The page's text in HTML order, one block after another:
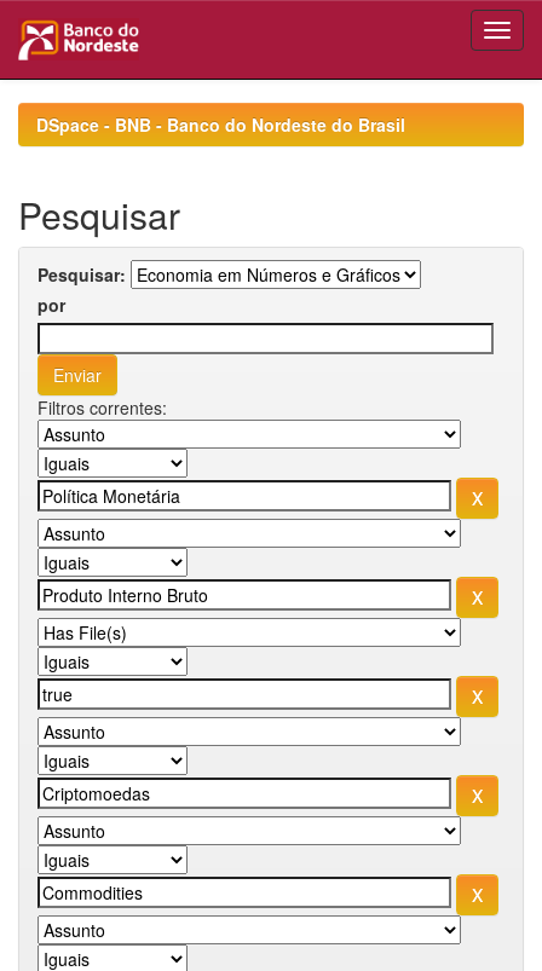
navigationDSpace - BNB - Banco do Nordeste do Brasil
Pesquisar
Pesquisar:
por
Filtros correntes: